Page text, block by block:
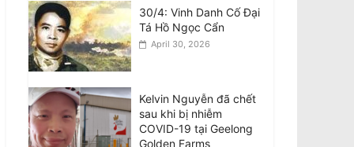
trên trường quay’
August 9, 2026
30/4: Vinh Danh Cố Đại
Tá Hồ Ngọc Cẩn
April 30, 2026
Kelvin Nguyễn đã chết
sau khi bị nhiễm
COVID-19 tại Geelong
Golden Farms